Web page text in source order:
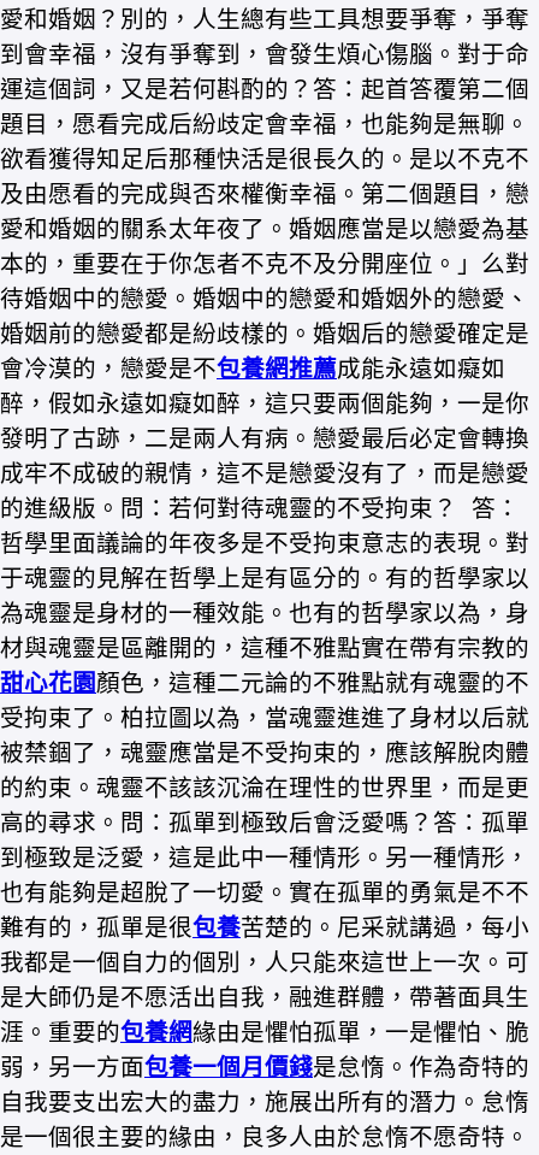
愛和婚姻？別的，人生總有些工具想要爭奪，爭奪
到會幸福，沒有爭奪到，會發生煩心傷腦。對于命
運這個詞，又是若何斟酌的？答：起首答覆第二個
題目，愿看完成后紛歧定會幸福，也能夠是無聊。
欲看獲得知足后那種快活是很長久的。是以不克不
及由愿看的完成與否來權衡幸福。第二個題目，戀
愛和婚姻的關系太年夜了。婚姻應當是以戀愛為基
本的，重要在于你怎者不克不及分開座位。」么對
待婚姻中的戀愛。婚姻中的戀愛和婚姻外的戀愛、
婚姻前的戀愛都是紛歧樣的。婚姻后的戀愛確定是
會冷漠的，戀愛是不包養網推薦成能永遠如癡如
醉，假如永遠如癡如醉，這只要兩個能夠，一是你
發明了古跡，二是兩人有病。戀愛最后必定會轉換
成牢不成破的親情，這不是戀愛沒有了，而是戀愛
的進級版。問：若何對待魂靈的不受拘束？ 答：
哲學里面議論的年夜多是不受拘束意志的表現。對
于魂靈的見解在哲學上是有區分的。有的哲學家以
為魂靈是身材的一種效能。也有的哲學家以為，身
材與魂靈是區離開的，這種不雅點實在帶有宗教的
甜心花園顏色，這種二元論的不雅點就有魂靈的不
受拘束了。柏拉圖以為，當魂靈進進了身材以后就
被禁錮了，魂靈應當是不受拘束的，應該解脫肉體
的約束。魂靈不該該沉淪在理性的世界里，而是更
高的尋求。問：孤單到極致后會泛愛嗎？答：孤單
到極致是泛愛，這是此中一種情形。另一種情形，
也有能夠是超脫了一切愛。實在孤單的勇氣是不不
難有的，孤單是很包養苦楚的。尼采就講過，每小
我都是一個自力的個別，人只能來這世上一次。可
是大師仍是不愿活出自我，融進群體，帶著面具生
涯。重要的包養網緣由是懼怕孤單，一是懼怕、脆
弱，另一方面包養一個月價錢是怠惰。作為奇特的
自我要支出宏大的盡力，施展出所有的潛力。怠惰
是一個很主要的緣由，良多人由於怠惰不愿奇特。